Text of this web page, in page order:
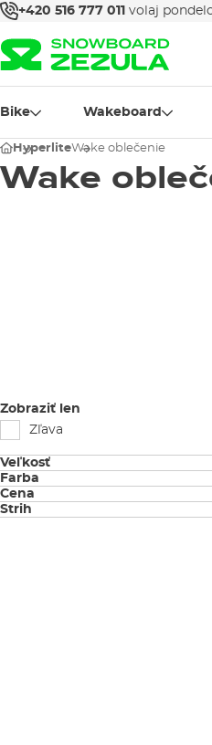
+420 516 777 011 volaj
Bike Wakeboard
HyperliteWake oblečenie
Wake
Zobraziť len
Zľava
Veľkosť
M
L
Farba
Cena
Strih